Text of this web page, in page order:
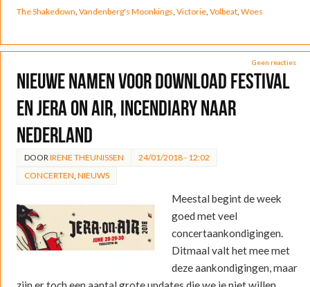
The Shakedown Vandenberg's Moonkings Victorie, Volbeat, Woes
Geen reacties
Nieuwe namen voor Download Festival
en Jera On Air, Incendiary naar
Nederland
DOOR IRENE THEUNISSEN
24/01/2018 - 12:02
CONCERTEN NIEUWS
Meestal begint de week
goed met veel
concertaankondigingen.
Ditmaal valt het mee met
deze aankondigingen, maar